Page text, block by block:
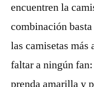
encuentren la
combinación
las camisetas más
faltar a ningún
prenda amarilla y